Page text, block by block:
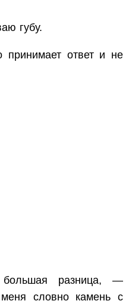
губу.
принимает ответ и не
разница, —
словно камень с